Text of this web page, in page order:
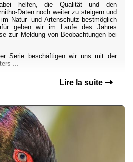
helfen, die Qualität und den
Daten noch weiter zu steigern und
Natur- und Artenschutz bestmöglich
geben wir im Laufe des Jahres
zur Meldung von Beobachtungen bei
Serie beschäftigen wir uns mit der
...
Lire la suite